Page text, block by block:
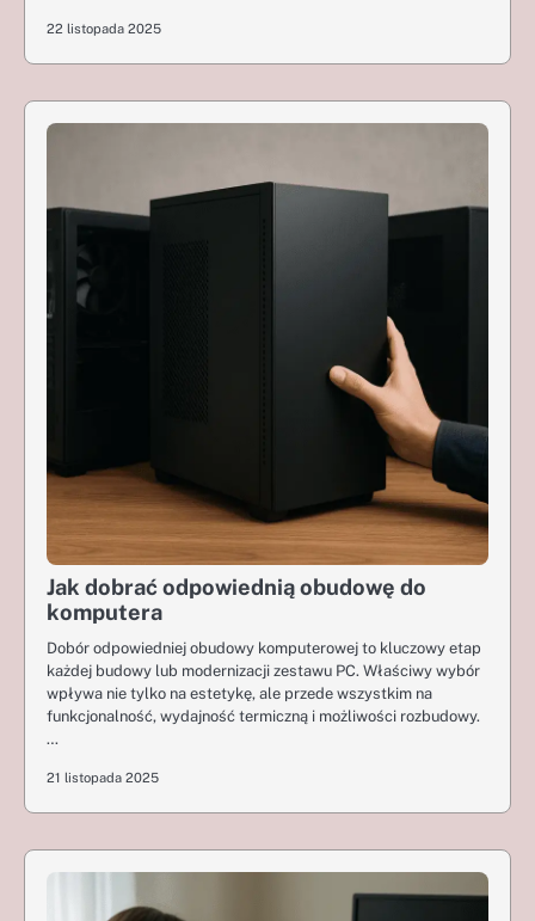
22 listopada 2025
Jak dobrać odpowiednią obudowę do
komputera
Dobór odpowiedniej obudowy komputerowej to kluczowy etap
każdej budowy lub modernizacji zestawu PC. Właściwy wybór
wpływa nie tylko na estetykę, ale przede wszystkim na
funkcjonalność, wydajność termiczną i możliwości rozbudowy.
…
21 listopada 2025